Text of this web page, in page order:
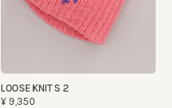
LOOSE KNIT S 2
¥9,350